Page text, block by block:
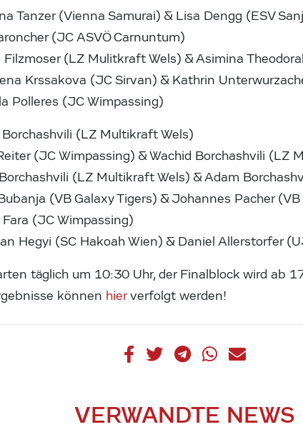
Tanzer (Vienna Samurai) & Lisa Dengg (ESV
(JC ASVÖ Carnuntum)
(LZ Mulitkraft Wels) & Asimina
Krssakova (JC Sirvan) & Kathrin
Polleres (JC Wimpassing)
(LZ Multikraft Wels)
(JC Wimpassing) & Wachid Borchashvili (LZ
(LZ Multikraft Wels) & Adam
(VB Galaxy Tigers) & Johannes Pacher (VB
(JC Wimpassing)
Hegyi (SC Hakoah Wien) & Daniel Allerstorfer
täglich um 10:30 Uhr, der Finalblock wird ab
können hierverfolgt werden!
VERWANDTE NEWS